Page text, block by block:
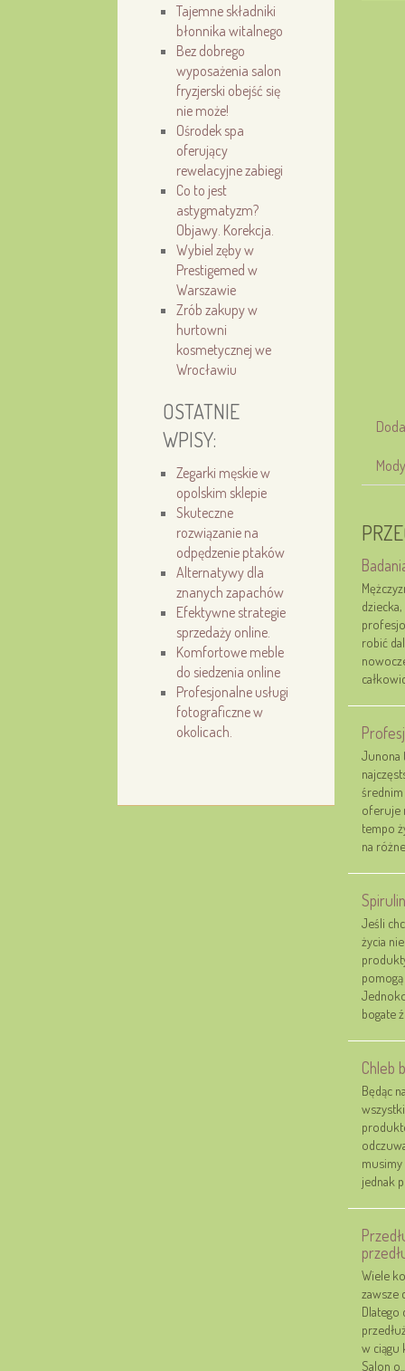
Tajemne składniki
błonnika witalnego
Bez dobrego
wyposażenia salon
fryzjerski obejść się
nie może!
Ośrodek spa
oferujący
rewelacyjne zabiegi
Co to jest
astygmatyzm?
Objawy. Korekcja.
Wybiel zęby w
Prestigemed w
Warszawie
Zrób zakupy w
hurtowni
kosmetycznej we
Wrocławiu
OSTATNIE
WPISY:
Zegarki męskie w
opolskim sklepie
Skuteczne
rozwiązanie na
odpędzenie ptaków
Alternatywy dla
znanych zapachów
Efektywne strategie
sprzedaży online.
Komfortowe meble
do siedzenia online
Profesjonalne usługi
fotograficzne w
okolicach.
robić
Junona
oferuje
tempo
na
Jeśli
życia
bogate
Chleb
Będąc
musimy
jednak
Wiele
zawsze
Dlatego
w ciągu
Salon o...